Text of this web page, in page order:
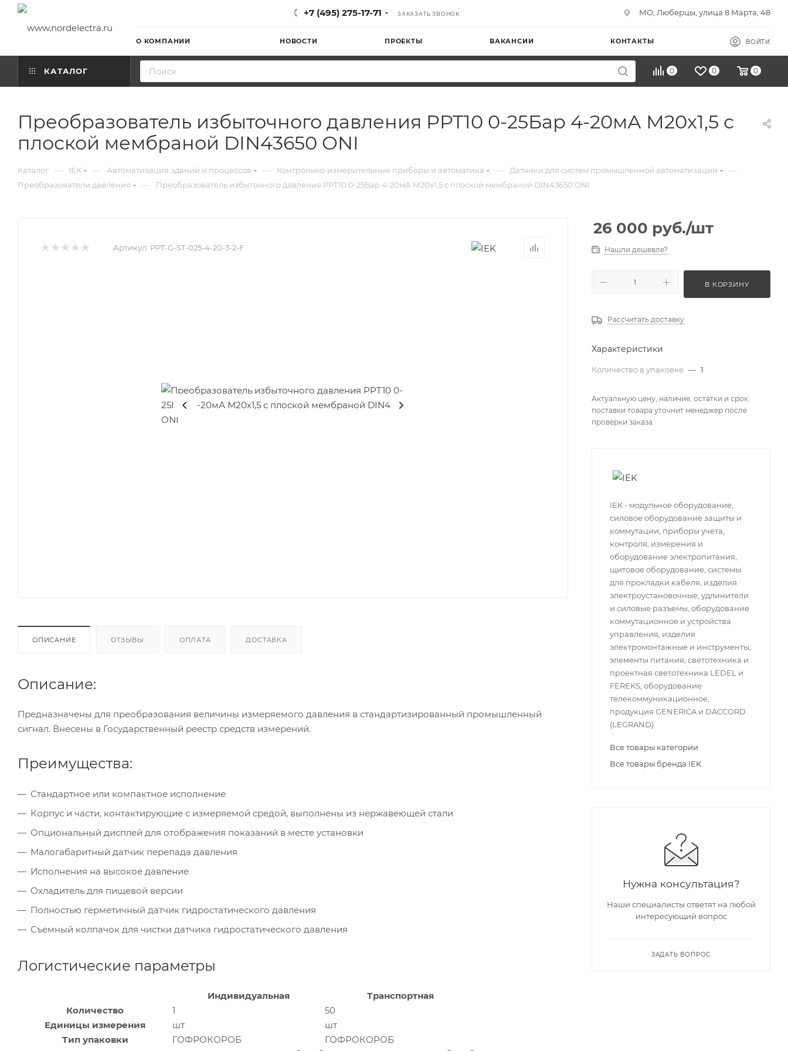
+7 (495) 275-17-71 ЗАКАЗАТЬ ЗВОНОК МО, Люберцы, улица 8 Марта, 48
О КОМПАНИИ НОВОСТИ ПРОЕКТЫ ВАКАНСИИ КОНТАКТЫ ВОЙТИ
КАТАЛОГ 0 0 0
Преобразователь избыточного давления PPT10 0-25Бар 4-20мА М20х1,5 с
плоской мембраной DIN43650 ONI
Каталог — IEK — Автоматизация зданий и процессов — Контрольно-измерительные приборы и автоматика — Датчики для систем промышленной автоматизации —
Преобразователи давления — Преобразователь избыточного давления PPT10 0-25Бар 4-20мА М20х1,5 с плоской мембраной DIN43650 ONI
Артикул: PPT-G-ST-025-4-20-3-2-F
ОПИСАНИЕ ОТЗЫВЫ ОПЛАТА ДОСТАВКА
Описание:
Предназначены для преобразования величины измеряемого давления в стандартизированный промышленный
сигнал. Внесены в Государственный реестр средств измерений.
Преимущества:
Стандартное или компактное исполнение
Корпус и части, контактирующие с измеряемой средой, выполнены из нержавеющей стали
Опциональный дисплей для отображения показаний в месте установки
Малогабаритный датчик перепада давления
Исполнения на высокое давление
Охладитель для пищевой версии
Полностью герметичный датчик гидростатического давления
Съемный колпачок для чистки датчика гидростатического давления
Логистические параметры
Индивидуальная
Транспортная
Количество
1
50
Единицы измерения
шт
шт
Тип упаковки
ГОФРОКОРОБ
ГОФРОКОРОБ
26 000 руб./шт
Нашли дешевле?
В КОРЗИНУ
Рассчитать доставку
Характеристики
Количество в упаковке — 1
Актуальную цену, наличие, остатки и срок
поставки товара уточнит менеджер после
проверки заказа.
IEK - модульное оборудование,
силовое оборудование защиты и
коммутации, приборы учета,
контроля, измерения и
оборудование электропитания,
щитовое оборудование, системы
для прокладки кабеля, изделия
электроустановочные, удлинители
и силовые разъемы, оборудование
коммутационное и устройства
управления, изделия
электромонтажные и инструменты,
элементы питания, светотехника и
проектная светотехника LEDEL и
FEREKS, оборудование
телекоммуникационное,
продукция GENERICA и DACCORD
(LEGRAND).
Все товары категории
Все товары бренда IEK
Нужна консультация?
Наши специалисты ответят на любой
интересующий вопрос
ЗАДАТЬ ВОПРОС